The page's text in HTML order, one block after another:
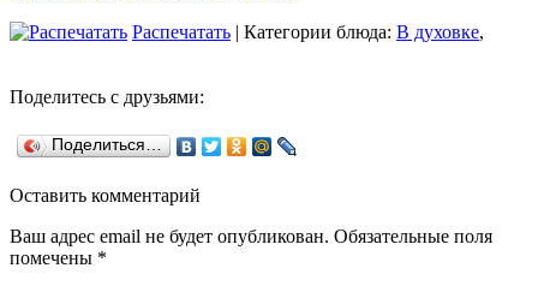
Распечатать | Категории блюда: В духовке,
Поделитесь с друзьями:
Поделиться…
Оставить комментарий
Ваш адрес email не будет опубликован. Обязательные поля
помечены *